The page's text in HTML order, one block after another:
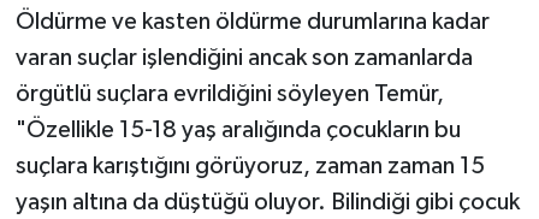
Öldürme ve kasten öldürme durumlarına kadar
varan suçlar işlendiğini ancak son zamanlarda
örgütlü suçlara evrildiğini söyleyen Temür,
"Özellikle 15-18 yaş aralığında çocukların bu
suçlara karıştığını görüyoruz, zaman zaman 15
yaşın altına da düştüğü oluyor. Bilindiği gibi çocuk